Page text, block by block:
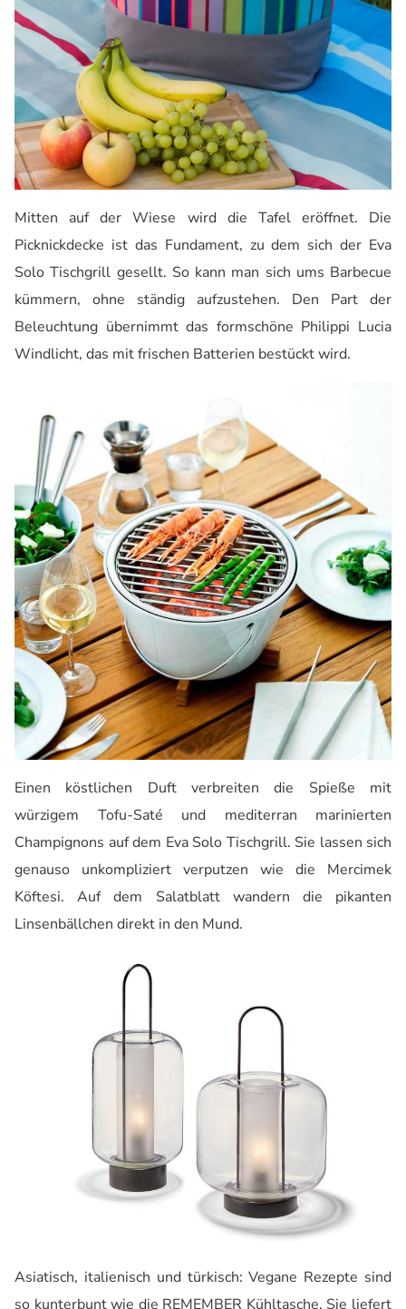
Mitten auf der Wiese wird die Tafel eröffnet. Die
Picknickdecke ist das Fundament, zu dem sich der Eva
Solo Tischgrill gesellt. So kann man sich ums Barbecue
kümmern, ohne ständig aufzustehen. Den Part der
Beleuchtung übernimmt das formschöne Philippi Lucia
Windlicht, das mit frischen Batterien bestückt wird.
Einen köstlichen Duft verbreiten die Spieße mit
würzigem Tofu-Saté und mediterran marinierten
Champignons auf dem Eva Solo Tischgrill. Sie lassen sich
genauso unkompliziert verputzen wie die Mercimek
Köftesi. Auf dem Salatblatt wandern die pikanten
Linsenbällchen direkt in den Mund.
Asiatisch, italienisch und türkisch: Vegane Rezepte sind
so kunterbunt wie die REMEMBER Kühltasche. Sie liefert